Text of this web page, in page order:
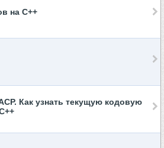
на C++
Как узнать текущую кодовую